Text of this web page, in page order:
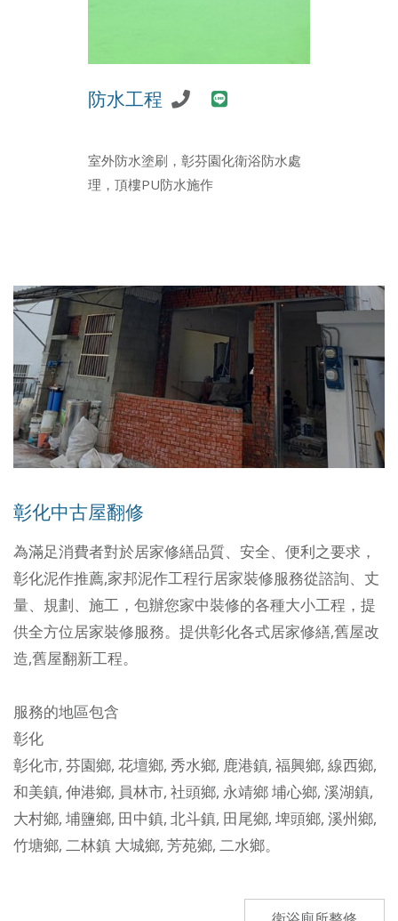
防水工程
室外防水塗刷，彰芬園化衛浴防水處
理，頂樓PU防水施作
彰化中古屋翻修
為滿足消費者對於居家修繕品質、安全、便利之要求，
彰化泥作推薦,家邦泥作工程行居家裝修服務從諮詢、丈
量、規劃、施工，包辦您家中裝修的各種大小工程，提
供全方位居家裝修服務。提供彰化各式居家修繕,舊屋改
造,舊屋翻新工程。
服務的地區包含
彰化
彰化市, 芬園鄉, 花壇鄉, 秀水鄉, 鹿港鎮, 福興鄉, 線西鄉,
和美鎮, 伸港鄉, 員林市, 社頭鄉, 永靖鄉埔心鄉, 溪湖鎮,
大村鄉, 埔鹽鄉, 田中鎮, 北斗鎮, 田尾鄉, 埤頭鄉, 溪州鄉,
竹塘鄉, 二林鎮 大城鄉, 芳苑鄉, 二水鄉。